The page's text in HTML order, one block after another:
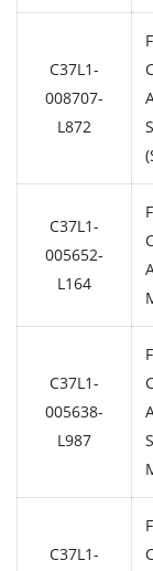
C37L1-
008707-
L872
C37L1-
005652-
L164
C37L1-
005638-
L987
C37L1-